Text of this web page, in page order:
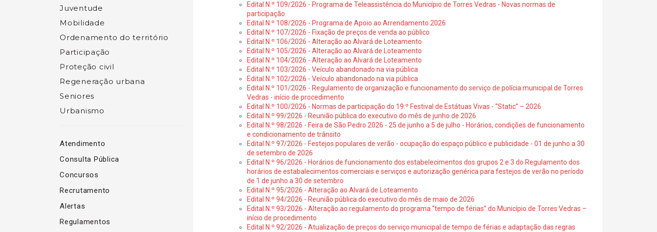
Juventude
Mobilidade
Ordenamento do território
Participação
Proteção civil
Regeneração urbana
Seniores
Urbanismo
Atendimento
Consulta Pública
Concursos
Recrutamento
Alertas
Regulamentos
Edital N.º 109/2026 - Programa de Teleassistência do Município de Torres Vedras - Novas normas de
participação
Edital N.º 108/2026 - Programa de Apoio ao Arrendamento 2026
Edital N.º 107/2026 - Fixação de preços de venda ao público
Edital N.º 106/2026 - Alteração ao Alvará de Loteamento
Edital N.º 105/2026 - Alteração ao Alvará de Loteamento
Edital N.º 104/2026 - Alteração ao Alvará de Loteamento
Edital N.º 103/2026 - Veículo abandonado na via pública
Edital N.º 102/2026 - Veículo abandonado na via pública
Edital N.º 101/2026 - Regulamento de organização e funcionamento do serviço de polícia municipal de Torres
Vedras - início de procedimento
Edital N.º 100/2026 - Normas de participação do 19.º Festival de Estátuas Vivas - “Static” – 2026
Edital N.º 99/2026 - Reunião pública do executivo do mês de junho de 2026
Edital N.º 98/2026 - Feira de São Pedro 2026 - 25 de junho a 5 de julho - Horários, condições de funcionamento
e condicionamento de trânsito
Edital N.º 97/2026 - Festejos populares de verão - ocupação do espaço público e publicidade - 01 de junho a 30
de setembro de 2026
Edital N.º 96/2026 - Horários de funcionamento dos estabelecimentos dos grupos 2 e 3 do Regulamento dos
horários de estabalecimentos comerciais e serviços e autorização genérica para festejos de verão no período
de 1 de junho a 30 de setembro
Edital N.º 95/2026 - Alteração ao Alvará de Loteamento
Edital N.º 94/2026 - Reunião pública do executivo do mês de maio de 2026
Edital N.º 93/2026 - Alteração ao regulamento do programa “tempo de férias” do Município de Torres Vedras –
início de procedimento
Edital N.º 92/2026 - Atualização de preços do serviço municipal de tempo de férias e adaptação das regras